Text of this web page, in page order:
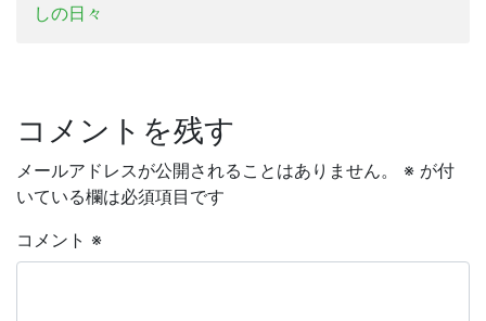
しの日々
コメントを残す
メールアドレスが公開されることはありません。 ※ が付
いている欄は必須項目です
コメント ※